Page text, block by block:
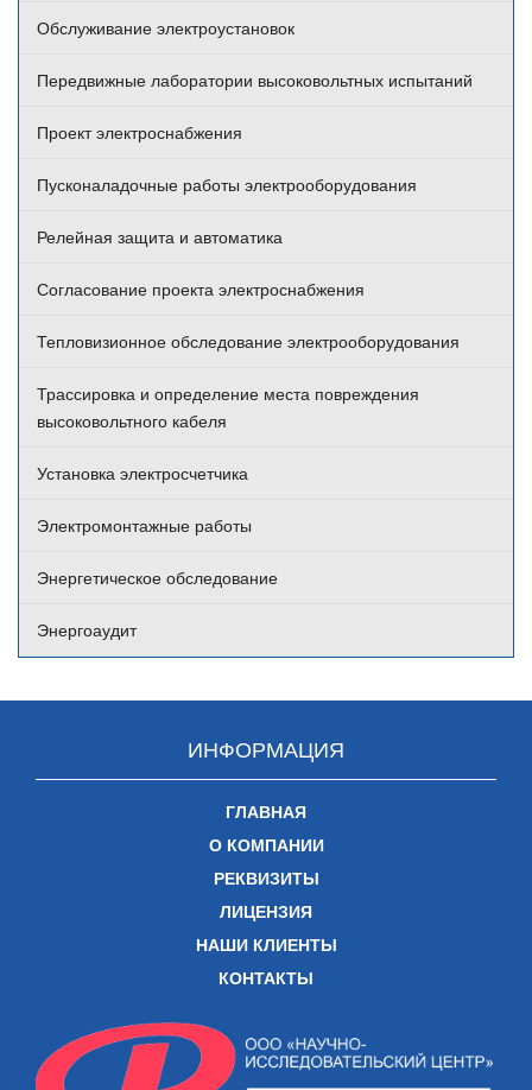
Обслуживание электроустановок
Передвижные лаборатории высоковольтных испытаний
Проект электроснабжения
Пусконаладочные работы электрооборудования
Релейная защита и автоматика
Согласование проекта электроснабжения
Тепловизионное обследование электрооборудования
Трассировка и определение места повреждения
высоковольтного кабеля
Установка электросчетчика
Электромонтажные работы
Энергетическое обследование
Энергоаудит
ИНФОРМАЦИЯ
ГЛАВНАЯ
О КОМПАНИИ
РЕКВИЗИТЫ
ЛИЦЕНЗИЯ
НАШИ КЛИЕНТЫ
КОНТАКТЫ